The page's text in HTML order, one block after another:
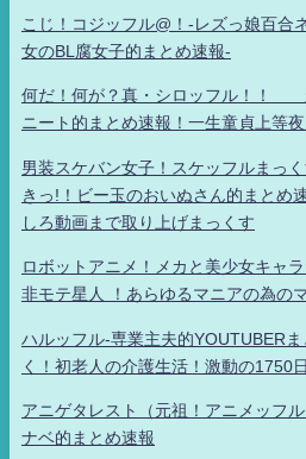
こじ！コジッフル@！-レズっ娘百合
女のBL腐女子的まとめ速報-
何だ！何が？真・シロッフル！！
ニート的まとめ速報！一生童貞上等夜
男装スケバン女子！スケッフルまっ
きっ!！ビー玉のおいぬさん的まと
しろ動画まで取り上げまっくす
ロボットアニメ！メカと美少女キャ
非モテ星人 ！あらゆるマニアの為の
ハルッフル-専業主夫的YOUTUBER
く！初老人の介護生活！激動の1750日
アニゲタレスト（元祖！アニメッフ
ナベ的まとめ速報